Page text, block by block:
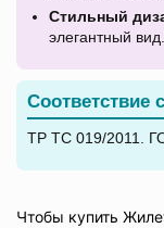
Стильный
элегантный вид.
Соответствие
ТР ТС 019/2011.
Чтобы купить